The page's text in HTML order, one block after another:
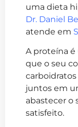
uma dieta
Dr. Daniel
atende em
A proteína
que o seu
juntos em
abastecer o
satisfeito.